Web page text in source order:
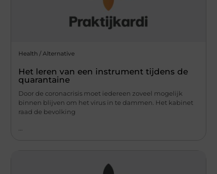
Health / Alternative
Het leren van een instrument tijdens de
quarantaine
Door de coronacrisis moet iedereen zoveel mogelijk
binnen blijven om het virus in te dammen. Het kabinet
raad de bevolking